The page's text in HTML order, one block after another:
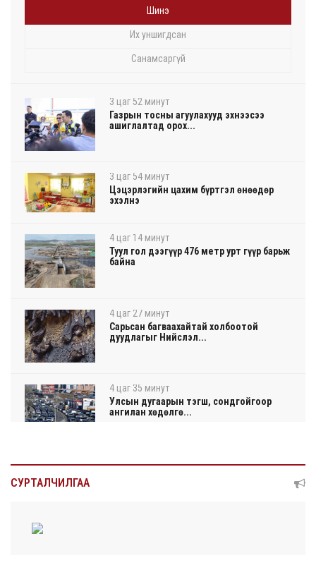
Шинэ
Их уншигдсан
Санамсаргүй
3 цаг 52 минут
Газрын тосны агуулахууд эхнээсээ
ашиглалтад орох...
3 цаг 54 минут
Цэцэрлэгийн цахим бүртгэл өнөөдөр
эхэлнэ
4 цаг 14 минут
Туул гол дээгүүр 476 метр урт гүүр барьж
байна
4 цаг 27 минут
Сарьсан багваахайтай холбоотой
дуудлагыг Нийслэл...
4 цаг 35 минут
Улсын дугаарын тэгш, сондгойгоор
ангилан хөдөлгө...
4 цаг 40 минут
СУРТАЛЧИЛГАА